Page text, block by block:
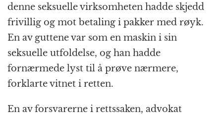
denne seksuelle virksomheten hadde skjedd
frivillig og mot betaling i pakker med røyk.
En av guttene var som en maskin i sin
seksuelle utfoldelse, og han hadde
fornærmede lyst til å prøve nærmere,
forklarte vitnet i retten.
En av forsvarerne i rettssaken, advokat